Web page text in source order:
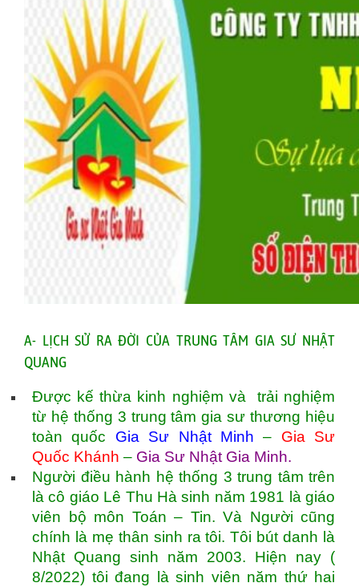
A- LỊCH SỬ RA ĐỜI CỦA TRUNG TÂM GIA SƯ NHẬT
QUANG
Được kế thừa kinh nghiệm và trải nghiệm
từ hệ thống 3 trung tâm gia sư thương hiệu
toàn quốc Gia Sư Nhật Minh –
Gia Sư
Quốc Khánh – Gia Sư Nhật Gia Minh.
Người điều hành hệ thống 3 trung tâm trên
là cô giáo Lê Thu Hà sinh năm 1981 là giáo
viên bộ môn Toán – Tin. Và Người cũng
chính là mẹ thân sinh ra tôi. Tôi bút danh là
Nhật Quang sinh năm 2003. Hiện nay (
8/2022) tôi đang là sinh viên năm thứ hai